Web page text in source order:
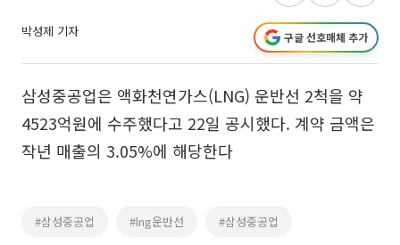
박성제 기자 구글 선호매체 추가
삼성중공업은 액화천연가스(LNG) 운반선 2척을 약
4523억원에 수주했다고 22일 공시했다. 계약 금액은
작년 매출의 3.05%에 해당한다
#삼성중공업 #lng운반선 #삼성중공업